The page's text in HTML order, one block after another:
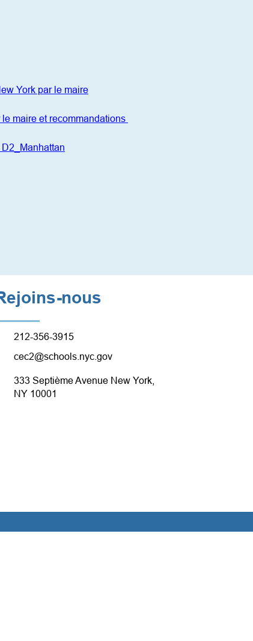
York par le maire
maire et recommandations
nous
212-356-3915
cec2@schools.nyc.gov
333 Septième Avenue New York,
NY 10001